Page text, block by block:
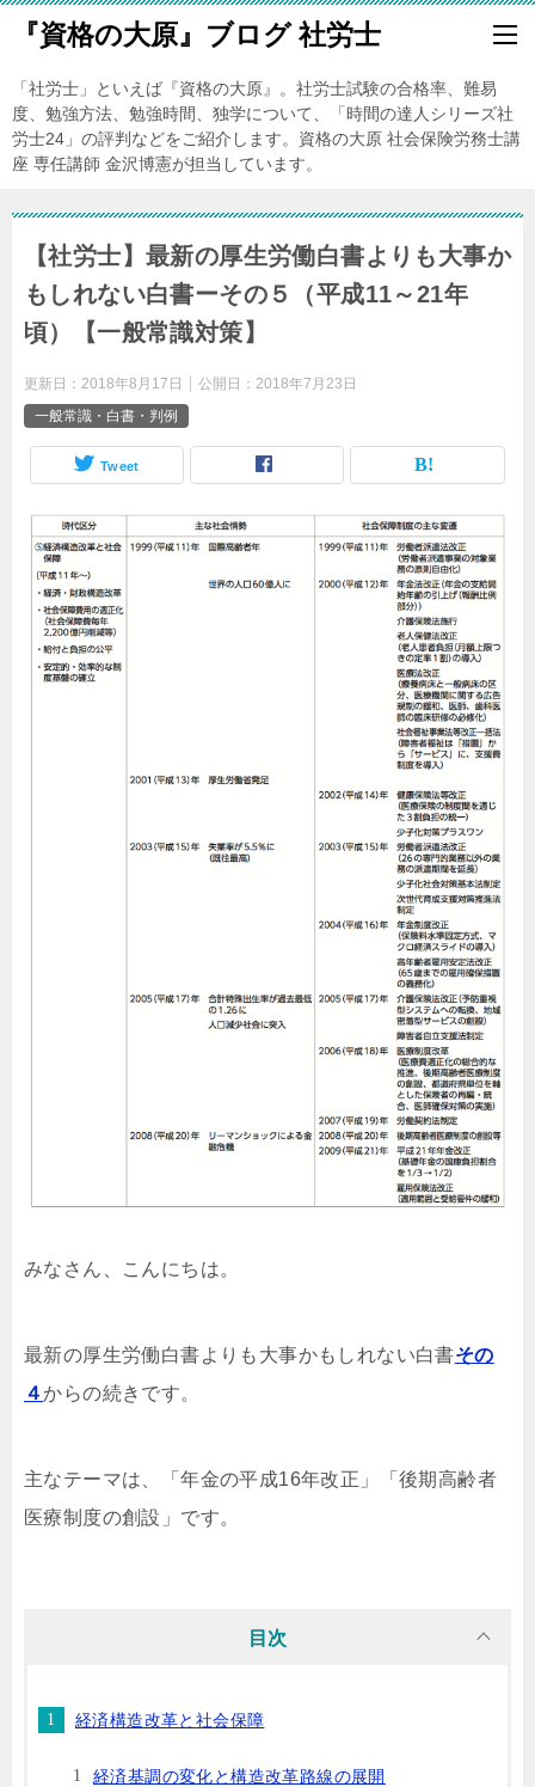
『資格の大原』ブログ 社労士
「社労士」といえば『資格の大原』。社労士試験の合格率、難易
度、勉強方法、勉強時間、独学について、「時間の達人シリーズ社
労士24」の評判などをご紹介します。資格の大原 社会保険労務士講
座 専任講師 金沢博憲が担当しています。
【社労士】最新の厚生労働白書よりも大事か
もしれない白書ーその５（平成11～21年
頃）【一般常識対策】
更新日： 2018年8月17日 公開日： 2018年7月23日
一般常識・白書・判例
Tweet
みなさん、こんにちは。
最新の厚生労働白書よりも大事かもしれない白書その
４からの続きです。
主なテーマは、「年金の平成16年改正」「後期高齢者
医療制度の創設」です。
目次
経済構造改革と社会保障
経済基調の変化と構造改革路線の展開